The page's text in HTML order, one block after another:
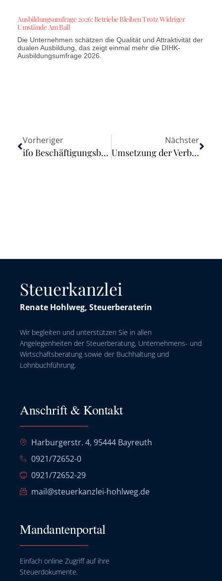
Ausbildungsumfrage 2026: Betriebe Bleiben Trotz Widriger
Umstände Am Ball
Die Unternehmen schätzen die Qualität und Attraktivität der
dualen Ausbildung, das zeigt einmal mehr die DIHK-
Ausbildungsumfrage 2026.
Vorheriger
ifo Beschäftigungsbarometer legt zu (April 2023)
Nächster
Umsetzung der Verbandsklagerichtlinie
Steuerkanzlei
Renate Hohlweg, Steuerberaterin
Wir begleiten und unterstützen Sie in allen
Angelegenheiten der Steuerberatung, Unternehmens- und
Wirtschaftsberatung sowie der Buchhaltung und
Lohnbuchführung.
Anschrift & Kontakt
Harburgerstr. 4, 95444 Bayreuth
0921/72652-0
0921/72652-29
mail@steuerkanzlei-hohlweg.de
Mandantenportal
Einfach online Zugriff auf ihre
Steuerdokumente.